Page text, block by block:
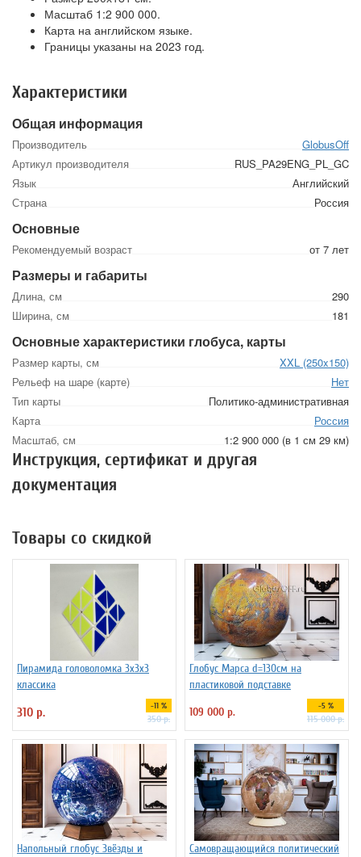
Масштаб 1:2 900 000.
Карта на английском языке.
Границы указаны на 2023 год.
Характеристики
Общая информация
Производитель
GlobusOff
Артикул производителя
RUS_PA29ENG_PL_GC
Язык
Английский
Страна
Россия
Основные
Рекомендуемый возраст от 7 лет
Размеры и габариты
Длина, см
290
Ширина, см
181
Основные характеристики глобуса, карты
Размер карты, см
XXL (250x150)
Рельеф на шаре (карте)
Нет
Тип карты
Политико-административная
Карта
Россия
Масштаб, см
1:2 900 000 (в 1 см 29 км)
Инструкция, сертификат и другая
документация
Товары со скидкой
Пирамида головоломка 3х3х3
классика
310 р. -11 %
350 р.
Глобус Марса d=130см на
пластиковой подставке
109 000 р.
-5 %
115 000 р.
Напольный глобус Звёзды и
Самовращающийся политический